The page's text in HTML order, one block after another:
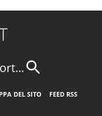
DEL SITO
FEED RSS